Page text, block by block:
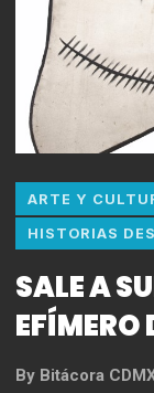
ARTE Y
HISTORIAS
SALE A
EFÍMERO
By Bitácora